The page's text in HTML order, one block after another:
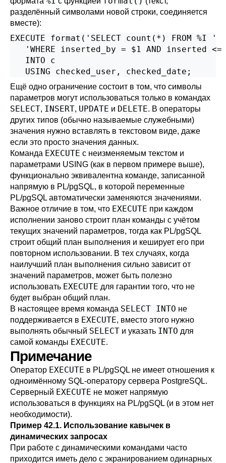
разделённый символами новой строки, соединяется
вместе):
EXECUTE format('SELECT count(*) FROM %I '
'WHERE inserted_by = $1 AND inserted <=
   INTO c
   USING checked_user, checked_date;
Ещё одно ограничение состоит в том, что символы
параметров могут использоваться только в командах
SELECT, INSERT, UPDATE и DELETE. В операторы
других типов (обычно называемые служебными)
значения нужно вставлять в текстовом виде, даже
если это просто значения данных.
Команда EXECUTE c неизменяемым текстом и
параметрами USING (как в первом примере выше),
функционально эквивалентна команде, записанной
напрямую в PL/pgSQL, в которой переменные
PL/pgSQL автоматически заменяются значениями.
Важное отличие в том, что EXECUTE при каждом
исполнении заново строит план команды с учётом
текущих значений параметров, тогда как PL/pgSQL
строит общий план выполнения и кеширует его при
повторном использовании. В тех случаях, когда
наилучший план выполнения сильно зависит от
значений параметров, может быть полезно
использовать EXECUTE для гарантии того, что не
будет выбран общий план.
В настоящее время команда SELECT INTO не
поддерживается в EXECUTE, вместо этого нужно
выполнять обычный SELECT и указать INTO для
самой команды EXECUTE.
Примечание
Оператор EXECUTE в PL/pgSQL не имеет отношения к
одноимённому SQL-оператору сервера PostgreSQL.
Серверный EXECUTE не может напрямую
использоваться в функциях на PL/pgSQL (и в этом нет
необходимости).
Пример 42.1. Использование кавычек в
динамических запросах
При работе с динамическими командами часто
приходится иметь дело с экранированием одинарных